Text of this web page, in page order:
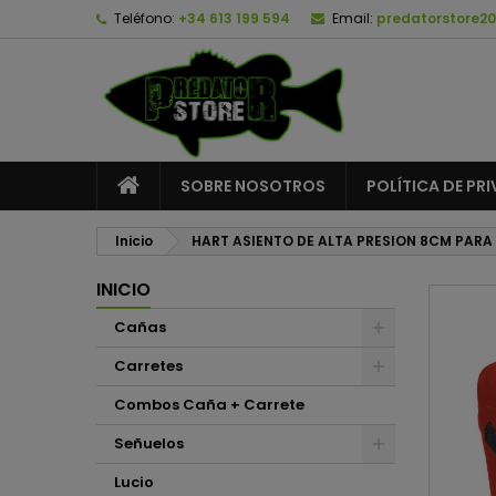
Teléfono: +34 613 199 594 Email:
SOBRE NOSOTROS POLÍTICA DE
Inicio HART ASIENTO DE ALTA PRESION 8CM
INICIO
Cañas
Carretes
Combos Caña + Carrete
Señuelos
Lucio